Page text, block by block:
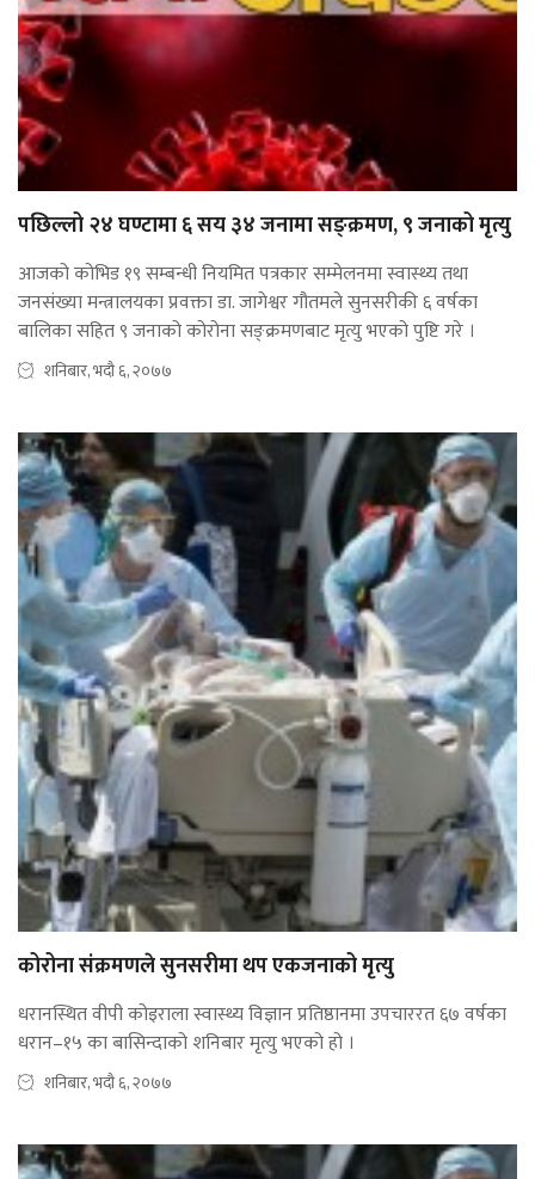
पछिल्लो २४ घण्टामा ६ सय ३४ जनामा सङ्क्रमण, ९ जनाको मृत्यु
आजको कोभिड १९ सम्बन्धी नियमित पत्रकार सम्मेलनमा स्वास्थ्य तथा
जनसंख्या मन्त्रालयका प्रवक्ता डा. जागेश्वर गौतमले सुनसरीकी ६ वर्षका
बालिका सहित ९ जनाको कोरोना सङ्क्रमणबाट मृत्यु भएको पुष्टि गरे ।
शनिबार, भदौ ६, २०७७
कोरोना संक्रमणले सुनसरीमा थप एकजनाको मृत्यु
धरानस्थित वीपी कोइराला स्वास्थ्य विज्ञान प्रतिष्ठानमा उपचाररत ६७ वर्षका
धरान–१५ का बासिन्दाको शनिबार मृत्यु भएको हो ।
शनिबार, भदौ ६, २०७७